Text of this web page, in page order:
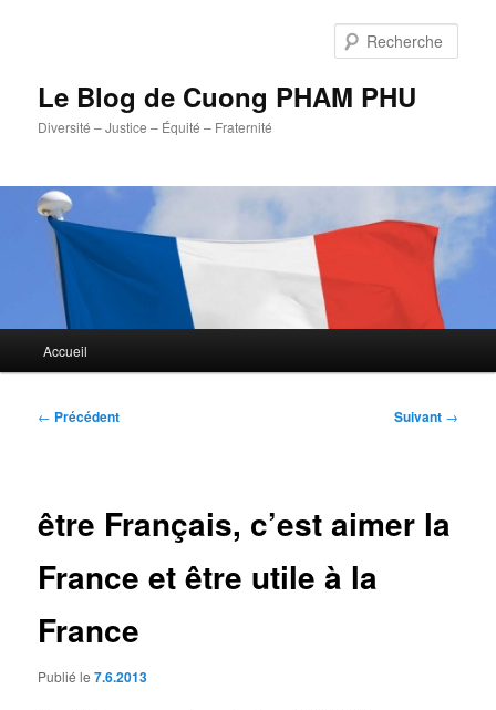
Le Blog de Cuong PHAM PHU
Diversité – Justice – Équité – Fraternité
principal
Accueil
Navigation
← Précédent Suivant →
être Français, c’est aimer la
France et être utile à la
France
Publié le7.6.2013